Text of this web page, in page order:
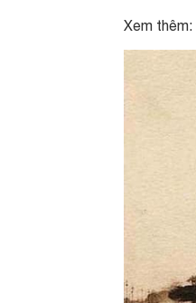
Xem thêm: